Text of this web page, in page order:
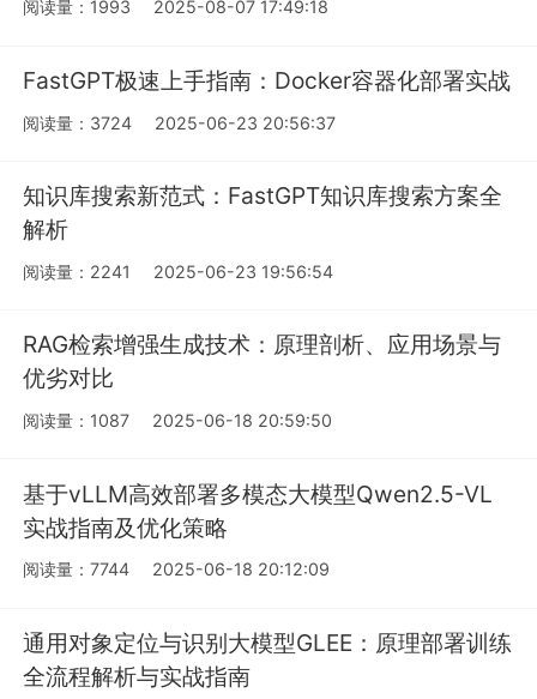
阅读量：1993 2025-08-07 17:49:18
FastGPT极速上手指南：Docker容器化部署实战
阅读量：3724 2025-06-23 20:56:37
知识库搜索新范式：FastGPT知识库搜索方案全
解析
阅读量：2241 2025-06-23 19:56:54
RAG检索增强生成技术：原理剖析、应用场景与
优劣对比
阅读量：1087 2025-06-18 20:59:50
基于vLLM高效部署多模态大模型Qwen2.5-VL
实战指南及优化策略
阅读量：7744 2025-06-18 20:12:09
通用对象定位与识别大模型GLEE：原理部署训练
全流程解析与实战指南